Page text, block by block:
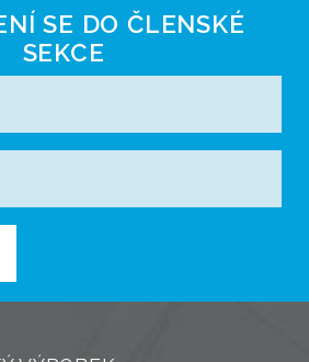
SE DO ČLENSKÉ
SEKCE